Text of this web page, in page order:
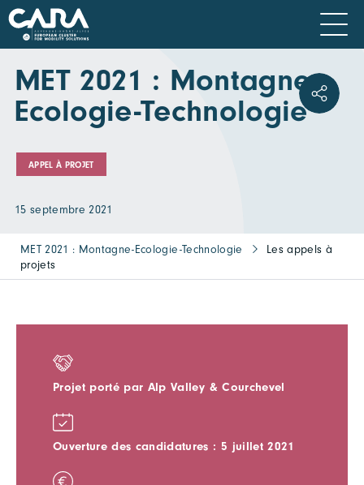
MET 2021 : Montagne-
Ecologie-Technologie
APPEL À PROJET
15 septembre 2021
MET 2021 : Montagne-Ecologie-Technologie
Les appels à
projets
Projet porté par Alp Valley & Courchevel
Ouverture des candidatures : 5 juillet 2021